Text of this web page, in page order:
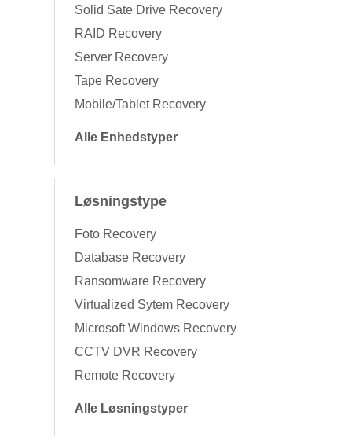
Solid Sate Drive Recovery
RAID Recovery
Server Recovery
Tape Recovery
Mobile/Tablet Recovery
Alle Enhedstyper
Løsningstype
Foto Recovery
Database Recovery
Ransomware Recovery
Virtualized Sytem Recovery
Microsoft Windows Recovery
CCTV DVR Recovery
Remote Recovery
Alle Løsningstyper